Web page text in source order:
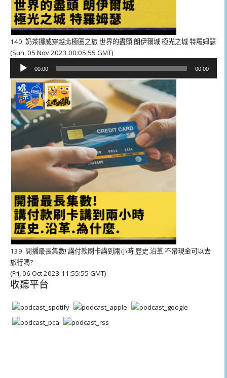
140. 奶茶挪威穿越北極圈之旅 世界的盡頭 朗伊爾城 極光之城 特羅姆瑟
(Sun, 05 Nov 2023 00:05:55 GMT)
播
放
器
00:00 00:00
139. 開播最長集數! 講付款刷卡講到兩小時 歷史.沿革.不帶現金可以去
旅行嗎?
(Fri, 06 Oct 2023 11:55:55 GMT)
收聽平台